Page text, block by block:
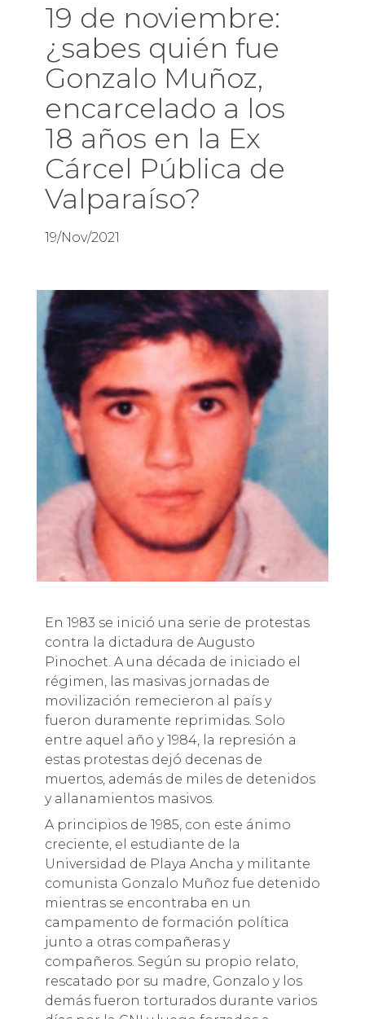
19 de noviembre:
¿sabes quién fue
Gonzalo Muñoz,
encarcelado a los
18 años en la Ex
Cárcel Pública de
Valparaíso?
19/Nov/2021
En 1983 se inició una serie de protestas
contra la dictadura de Augusto
Pinochet. A una década de iniciado el
régimen, las masivas jornadas de
movilización remecieron al país y
fueron duramente reprimidas. Solo
entre aquel año y 1984, la represión a
estas protestas dejó decenas de
muertos, además de miles de detenidos
y allanamientos masivos.
A principios de 1985, con este ánimo
creciente, el estudiante de la
Universidad de Playa Ancha y militante
comunista Gonzalo Muñoz fue detenido
mientras se encontraba en un
campamento de formación política
junto a otras compañeras y
compañeros. Según su propio relato,
rescatado por su madre, Gonzalo y los
demás fueron torturados durante varios